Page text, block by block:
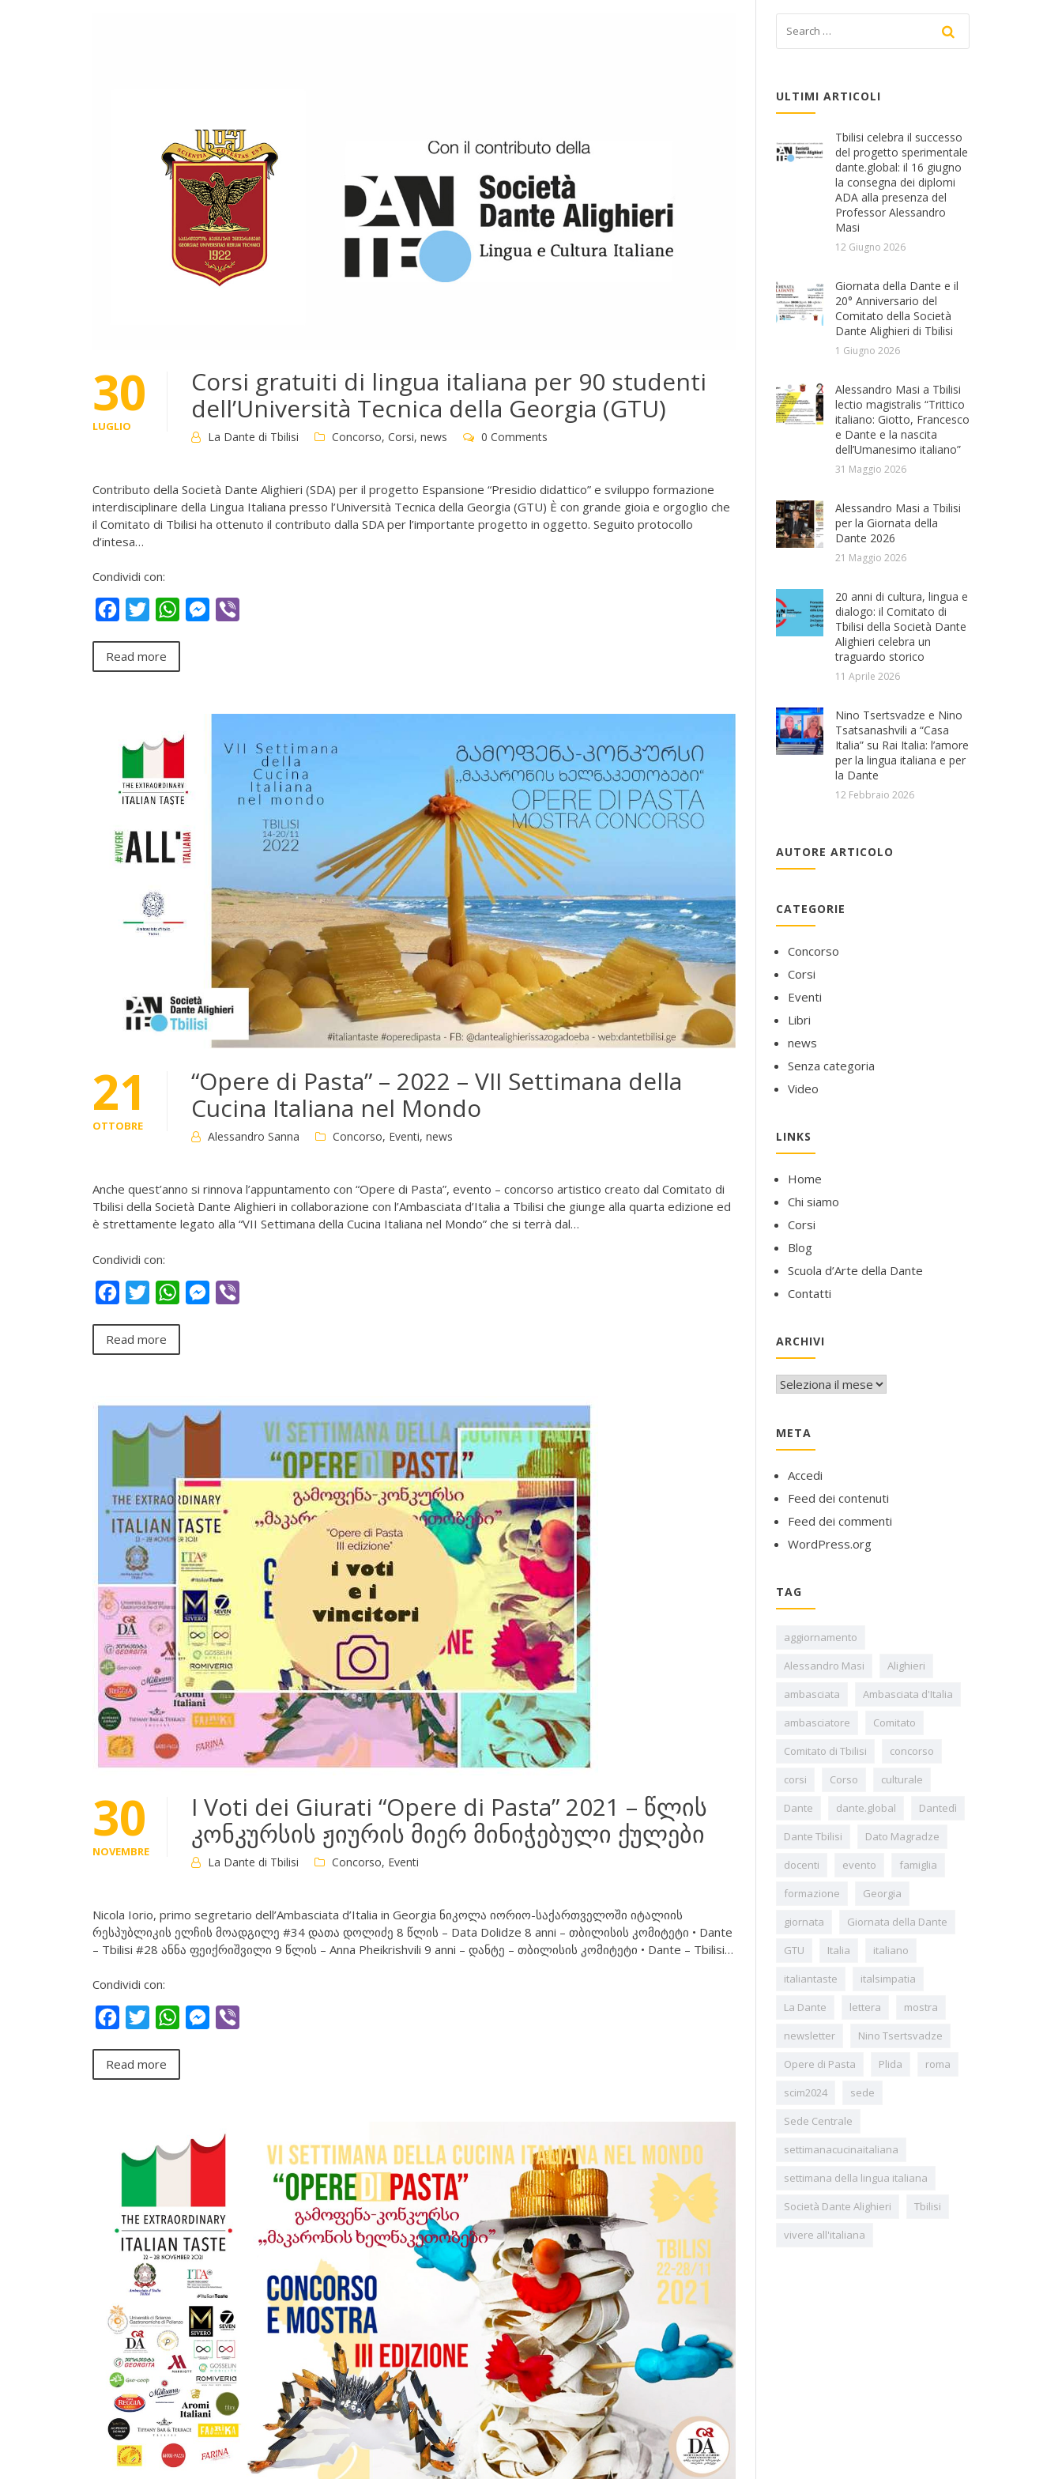
30
LUGLIO
Corsi gratuiti di lingua italiana per 90 studenti
dell’Università Tecnica della Georgia (GTU)
La Dante di Tbilisi Concorso, Corsi, news 0 Comments
Contributo della Società Dante Alighieri (SDA) per il progetto Espansione “Presidio didattico” e sviluppo formazione
interdisciplinare della Lingua Italiana presso l’Università Tecnica della Georgia (GTU) È con grande gioia e orgoglio che
il Comitato di Tbilisi ha ottenuto il contributo dalla SDA per l’importante progetto in oggetto. Seguito protocollo
d’intesa…
Condividi con:
FacebookTwitterWhatsAppMessenger
Read more
21
OTTOBRE
“Opere di Pasta” – 2022 – VII Settimana della
Cucina Italiana nel Mondo
Alessandro Sanna Concorso, Eventi, news
Anche quest’anno si rinnova l’appuntamento con “Opere di Pasta”, evento – concorso artistico creato dal Comitato di
Tbilisi della Società Dante Alighieri in collaborazione con l’Ambasciata d’Italia a Tbilisi che giunge alla quarta edizione ed
è strettamente legato alla “VII Settimana della Cucina Italiana nel Mondo” che si terrà dal…
Condividi con:
FacebookTwitterWhatsAppMessenger
Read more
30
NOVEMBRE
I Voti dei Giurati “Opere di Pasta” 2021 – წლის
კონკურსის ჟიურის მიერ მინიჭებული ქულები
La Dante di Tbilisi Concorso, Eventi
Nicola Iorio, primo segretario dell’Ambasciata d’Italia in Georgia ნიკოლა იორიო-საქართველოში იტალიის
რესპუბლიკის ელჩის მოადგილე #34 დათა დოლიძე 8 წლის – Data Dolidze 8 anni – თბილისის კომიტეტი • Dante
– Tbilisi #28 ანნა ფეიქრიშვილი 9 წლის – Anna Pheikrishvili 9 anni – დანტე – თბილისის კომიტეტი • Dante – Tbilisi…
Condividi con:
FacebookTwitterWhatsAppMessenger
Read more
ULTIMI ARTICOLI
Tbilisi celebra il successo
del progetto sperimentale
dante.global: il 16 giugno
la consegna dei diplomi
ADA alla presenza del
Professor Alessandro
Masi
12 Giugno 2026
Giornata della Dante e il
20° Anniversario del
Comitato della Società
Dante Alighieri di Tbilisi
1 Giugno 2026
Alessandro Masi a Tbilisi
lectio magistralis “Trittico
italiano: Giotto, Francesco
e Dante e la nascita
dell’Umanesimo italiano”
31 Maggio 2026
Alessandro Masi a Tbilisi
per la Giornata della
Dante 2026
21 Maggio 2026
20 anni di cultura, lingua e
dialogo: il Comitato di
Tbilisi della Società Dante
Alighieri celebra un
traguardo storico
11 Aprile 2026
Nino Tsertsvadze e Nino
Tsatsanashvili a “Casa
Italia” su Rai Italia: l’amore
per la lingua italiana e per
la Dante
12 Febbraio 2026
AUTORE ARTICOLO
CATEGORIE
Concorso
Corsi
Eventi
Libri
news
Senza categoria
Video
LINKS
Home
Chi siamo
Corsi
Blog
Scuola d’Arte della Dante
Contatti
ARCHIVI
Archivi
META
Accedi
Feed dei contenuti
Feed dei commenti
WordPress.org
TAG
aggiornamento
Alessandro Masi
Alighieri
ambasciata
Ambasciata d'Italia
ambasciatore
Comitato
Comitato di Tbilisi
concorso
corsi
Corso
culturale
Dante
dante.global
Dantedì
Dante Tbilisi
Dato Magradze
docenti
evento
famiglia
formazione
Georgia
giornata
Giornata della Dante
GTU
Italia
italiano
italiantaste
italsimpatia
La Dante
lettera
mostra
newsletter
Nino Tsertsvadze
Opere di Pasta
Plida
roma
scim2024
sede
Sede Centrale
settimanacucinaitaliana
settimana della lingua italiana
Società Dante Alighieri
Tbilisi
vivere all'italiana